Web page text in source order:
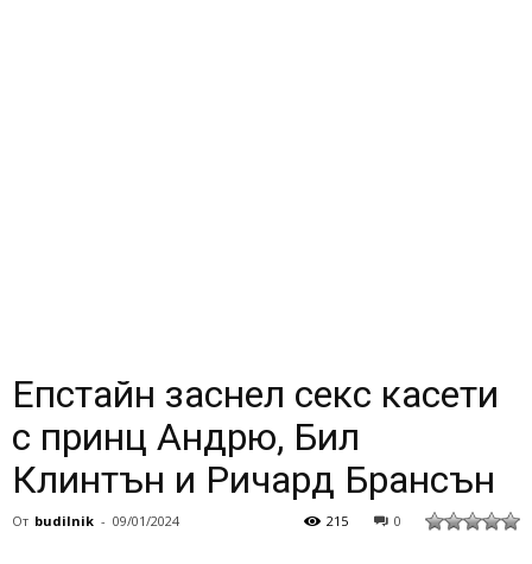
Епстайн заснел секс касети
с принц Андрю, Бил
Клинтън и Ричард Брансън
От budilnik - 09/01/2024 0
215